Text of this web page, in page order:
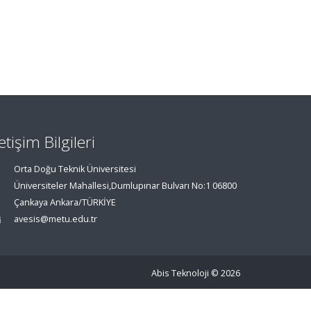
Bilgileri
Orta Doğu Teknik Üniversitesi
Üniversiteler Mahallesi,Dumlupınar Bulvarı No:1 06800
Çankaya Ankara/TÜRKİYE
avesis@metu.edu.tr
Abis Teknoloji © 2026